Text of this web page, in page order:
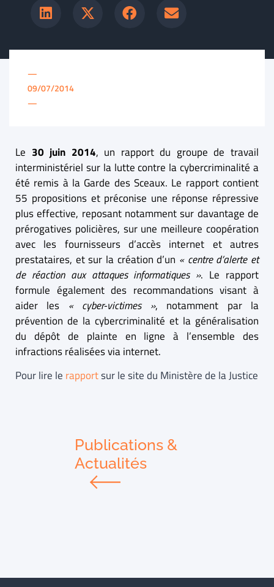
—
09/07/2014
—
Le 30 juin 2014, un rapport du groupe de travail
interministériel sur la lutte contre la cybercriminalité a
été remis à la Garde des Sceaux. Le rapport contient
55 propositions et préconise une réponse répressive
plus effective, reposant notamment sur davantage de
prérogatives policières, sur une meilleure coopération
avec les fournisseurs d’accès internet et autres
prestataires, et sur la création d’un « centre d’alerte et
de réaction aux attaques informatiques ». Le rapport
formule également des recommandations visant à
aider les « cyber-victimes », notamment par la
prévention de la cybercriminalité et la généralisation
du dépôt de plainte en ligne à l’ensemble des
infractions réalisées via internet.
Pour lire le rapportsur le site du Ministère de la Justice
Publications &
Actualités